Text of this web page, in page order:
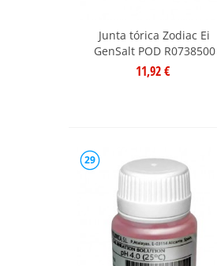
Junta tórica Zodiac Ei
GenSalt POD R0738500
11,92 €
29